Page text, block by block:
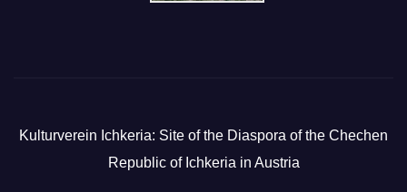
Kulturverein Ichkeria: Site of the Diaspora of the Chechen
Republic of Ichkeria in Austria